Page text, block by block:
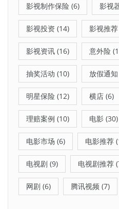
影视制作保险 (6) 影视
影视投资 (14) 影视推荐
影视资讯 (16) 意外险
抽奖活动 (10) 放假通知
明星保险 (12) 横店 (6)
理赔案例 (10) 电影 (30)
电影市场 (6) 电影推荐
电视剧 (9) 电视剧推荐
网剧 (6) 腾讯视频 (7)